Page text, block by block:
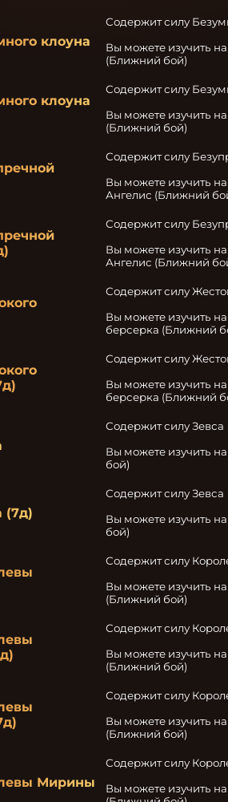
клоуна
Содержит силу
Вы можете изучить
(Ближний бой)
клоуна
Содержит силу
Вы можете изучить
(Ближний бой)
Содержит силу
Вы можете изучить
Ангелис (Ближний
Содержит силу
Вы можете изучить
Ангелис (Ближний
Содержит силу
Вы можете изучить
берсерка (Ближний
Содержит силу
Вы можете изучить
берсерка (Ближний
Содержит силу Зевса
Вы можете изучить
бой)
(7д)
Содержит силу Зевса
Вы можете изучить
бой)
Содержит силу
Вы можете изучить
(Ближний бой)
Содержит силу
Вы можете изучить
(Ближний бой)
Содержит силу
Вы можете изучить
(Ближний бой)
Мирины
Содержит силу
Вы можете изучить